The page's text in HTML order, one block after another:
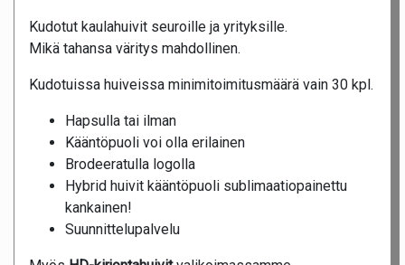
Kudotut kaulahuivit seuroille ja yrityksille.
Mikä tahansa väritys mahdollinen.
Kudotuissa huiveissa minimitoimitusmäärä vain 30 kpl.
Hapsulla tai ilman
Kääntöpuoli voi olla erilainen
Brodeeratulla logolla
Hybrid huivit kääntöpuoli sublimaatiopainettu
kankainen!
Suunnittelupalvelu